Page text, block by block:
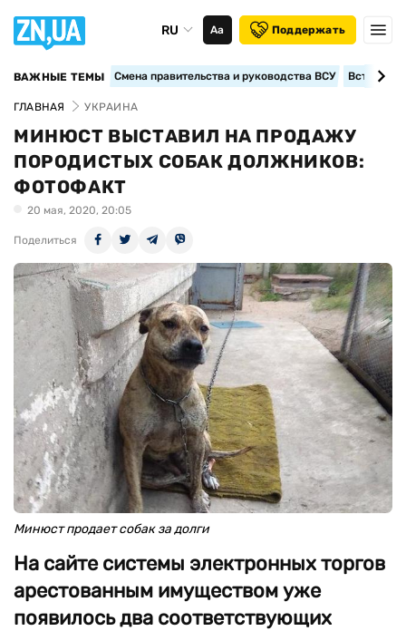
RU Аа Поддержать
ВАЖНЫЕ ТЕМЫ Смена правительства и руководства ВСУ
ГЛАВНАЯ УКРАИНА
МИНЮСТ ВЫСТАВИЛ НА ПРОДАЖУ
ПОРОДИСТЫХ СОБАК ДОЛЖНИКОВ:
ФОТОФАКТ
20 мая, 2020, 20:05
Поделиться
Минюст продает собак за долги
На сайте системы электронных торгов
арестованным имуществом уже
появилось два соответствующих